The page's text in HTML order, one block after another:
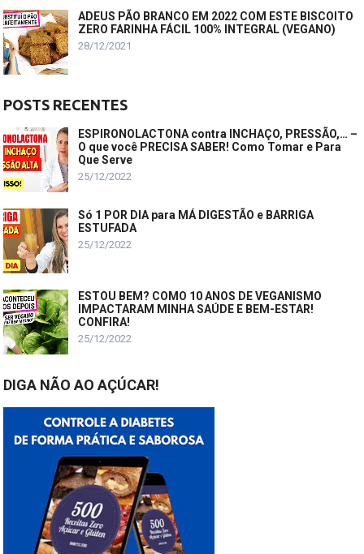
ADEUS PÃO BRANCO EM 2022 COM ESTE BISCOITO
ZERO FARINHA FÁCIL 100% INTEGRAL (VEGANO)
28/12/2021
POSTS RECENTES
ESPIRONOLACTONA contra INCHAÇO, PRESSÃO,… –
O que você PRECISA SABER! Como Tomar e Para
Que Serve
25/12/2022
Só 1 POR DIA para MÁ DIGESTÃO e BARRIGA
ESTUFADA
25/12/2022
ESTOU BEM? COMO 10 ANOS DE VEGANISMO
IMPACTARAM MINHA SAÚDE E BEM-ESTAR!
CONFIRA!
25/12/2022
DIGA NÃO AO AÇÚCAR!